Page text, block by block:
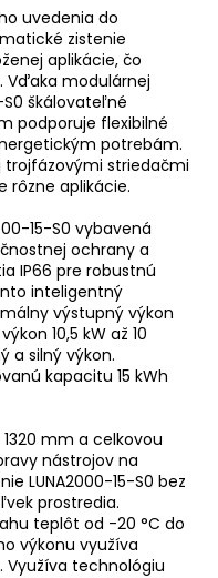
uvedenia do
zistenie
aplikácie, čo
Vďaka modulárnej
S0 škálovateľné
podporuje flexibilné
potrebám.
striedačmi
rôzne aplikácie.
15-S0 vybavená
ochrany a
IP66 pre robustnú
inteligentný
výstupný výkon
10,5 kW až 10
a silný výkon.
kapacitu 15 kWh
mm a celkovou
nástrojov na
LUNA2000-15-S0 bez
prostredia.
teplôt od -20 °C do
výkonu využíva
Využíva technológiu